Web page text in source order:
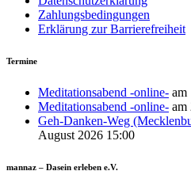
Zahlungsbedingungen
Erklärung zur Barrierefreiheit
Termine
Meditationsabend -online- am
Meditationsabend -online- am
Geh-Danken-Weg
August 2026 15:00
mannaz – Dasein erleben e.V.